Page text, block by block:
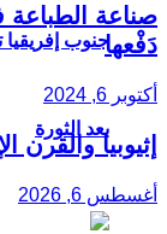
جنوب
بعد الثورة
صناعة
دَفْعها
أكتوبر 6, 2024
إثيوبيا
أغسطس 6, 2026